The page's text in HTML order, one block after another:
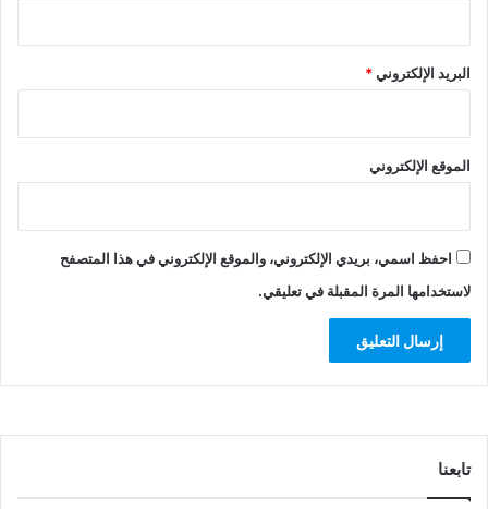
البريد الإلكتروني*
الموقع الإلكتروني
احفظ اسمي، بريدي الإلكتروني، والموقع الإلكتروني في هذا المتصفح
لاستخدامها المرة المقبلة في تعليقي.
تابعنا